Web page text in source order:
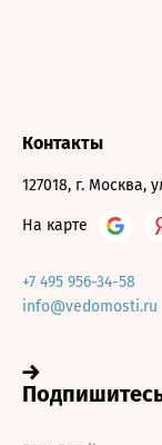
Контакты
127018, г. Москва,
На карте
+7 495 956-34-58
info@vedomosti.ru